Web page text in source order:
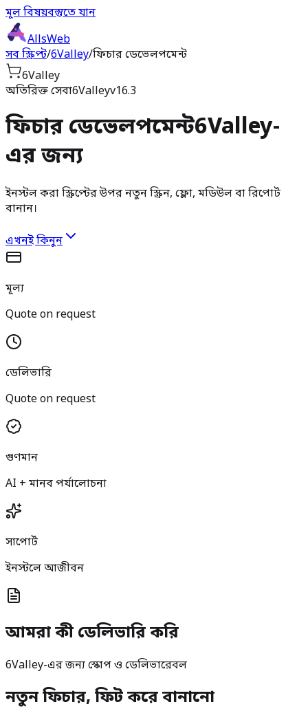
মূল বিষয়বস্তুতে যান
AllsWeb
সব স্ক্রিপ্ট/6Valley/ফিচার ডেভেলপমেন্ট
6Valley
অতিরিক্ত সেবা6Valleyv16.3
ফিচার ডেভেলপমেন্ট6Valley-
এর জন্য
ইনস্টল করা স্ক্রিপ্টের উপর নতুন স্ক্রিন, ফ্লো, মডিউল বা রিপোর্ট
বানান।
এখনই কিনুন
মূল্য
Quote on request
ডেলিভারি
Quote on request
গুণমান
AI + মানব পর্যালোচনা
সাপোর্ট
ইনস্টলে আজীবন
আমরা কী ডেলিভারি করি
6Valley-এর জন্য স্কোপ ও ডেলিভারেবল
নতুন ফিচার, ফিট করে বানানো